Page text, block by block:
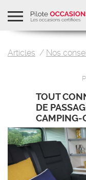
Ouvrir la navigation
Pilote
Articles Nos
TOUT
DE
CAMPING-